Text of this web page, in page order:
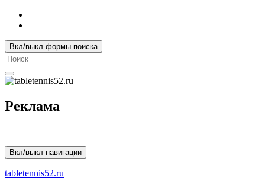
Вкл/выкл формы поиска
Search
for:
Реклама
Вкл/выкл навигации
tabletennis52.ru